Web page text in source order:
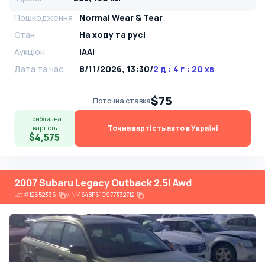
Пошкодження
Normal Wear & Tear
Стан
На ​​ходу та русі
Аукціон
IAAI
Дата та час
8/11/2026, 13:30/2 д : 4 г : 20 хв
Поточна ставка$75
Приблизна
вартість
$4,575
Точна вартість авто в Україні
2007 Subaru Legacy Outback 2.5I Awd
Lot#12652336 VIN:4S4BP61C977332712